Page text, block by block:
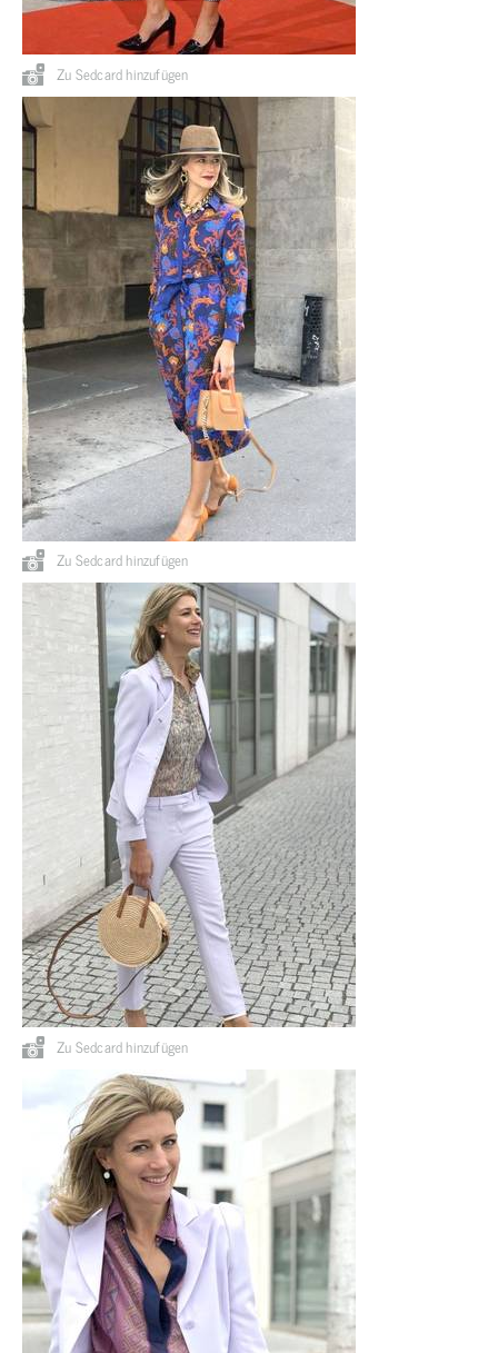
Zu Sedcard hinzufügen
Zu Sedcard hinzufügen
Zu Sedcard hinzufügen